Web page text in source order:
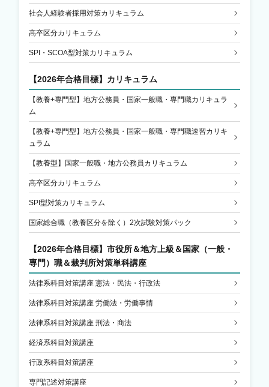
社会人経験者採用対策カリキュラム
高卒区分カリキュラム
SPI・SCOA型対策カリキュラム
【2026年合格目標】カリキュラム
【教養+専門型】地方公務員・国家一般職・専門職カリキュラ
ム
【教養+専門型】地方公務員・国家一般職・専門職速習カリキ
ュラム
【教養型】国家一般職・地方公務員カリキュラム
高卒区分カリキュラム
SPI型対策カリキュラム
国家総合職（教養区分を除く）2次試験対策パック
【2026年合格目標】 市役所＆地方上級＆国家（一般・
専門）職＆裁判所対策単科講座
法律系科目対策講座 憲法・民法・行政法
法律系科目対策講座 労働法・労働事情
法律系科目対策講座 刑法・商法
経済系科目対策講座
行政系科目対策講座
専門記述対策講座